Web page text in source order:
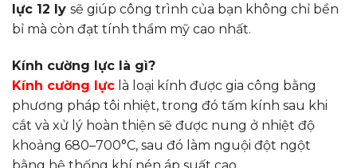
lực 12 ly sẽ giúp công trình của bạn không chỉ bền
bỉ mà còn đạt tính thẩm mỹ cao nhất.
Kính cường lực là gì?
Kính cường lực là loại kính được gia công bằng
phương pháp tôi nhiệt, trong đó tấm kính sau khi
cắt và xử lý hoàn thiện sẽ được nung ở nhiệt độ
khoảng 680–700°C, sau đó làm nguội đột ngột
bằng hệ thống khí nén áp suất cao.